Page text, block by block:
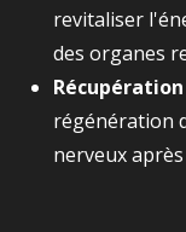
revitaliser
des organes
régénération
nerveux